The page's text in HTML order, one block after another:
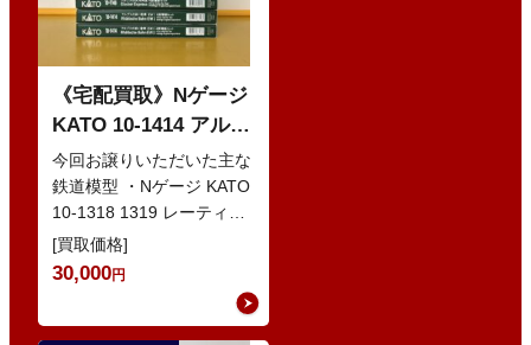
《宅配買取》Nゲージ
KATO 10-1414 アルプ
スの赤い客車 EWI な
どの鉄道模型
今回お譲りいただいた主な
鉄道模型 ・Nゲージ KATO
10-1318 1319 レーティッ
シュ鉄道 ベルニナ急行 ・
Nゲージ K…
[買取価格]
30,000円